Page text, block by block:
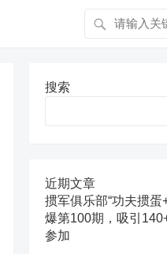
搜索
近期文章
掼军俱乐部“功夫掼蛋
爆第100期，吸引
参加